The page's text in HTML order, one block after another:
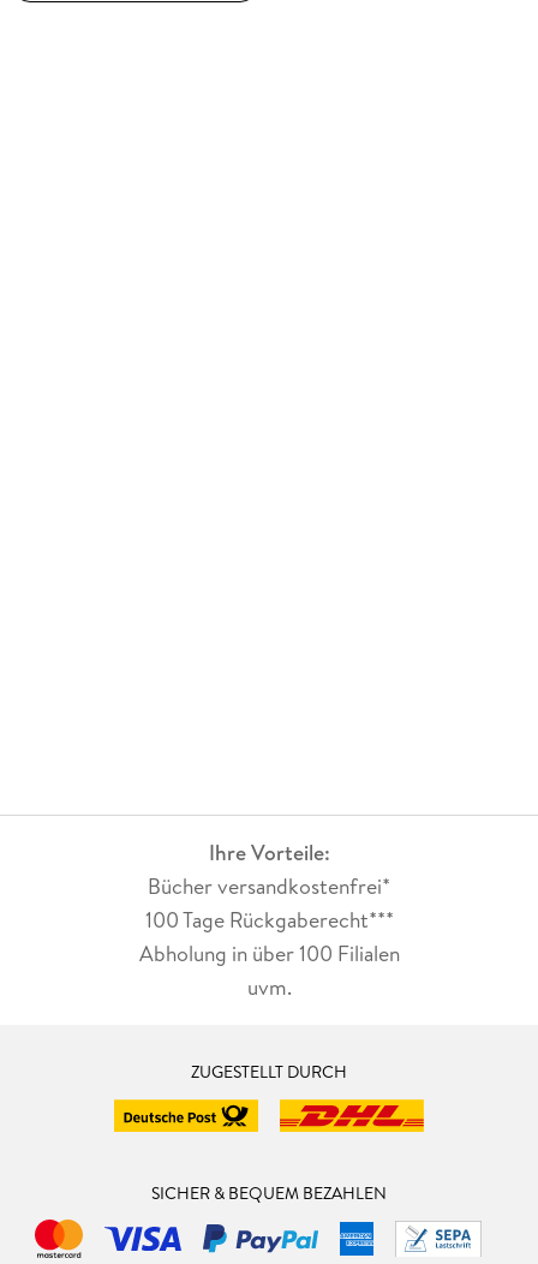
Ihre Vorteile:
Bücher versandkostenfrei*
100 Tage Rückgaberecht***
Abholung in über 100 Filialen
uvm.
ZUGESTELLT DURCH
SICHER & BEQUEM BEZAHLEN